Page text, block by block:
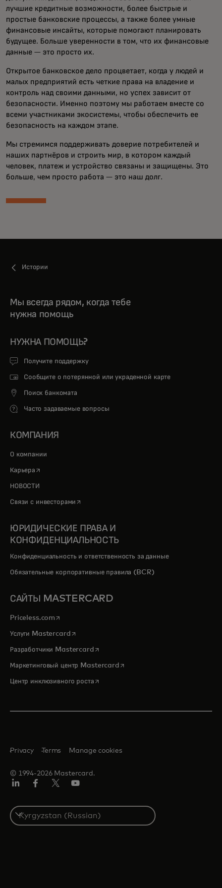
лучшие кредитные возможности, более быстрые и
простые банковские процессы, а также более умные
финансовые инсайты, которые помогают планировать
будущее. Больше уверенности в том, что их финансовые
данные — это просто их.
Открытое банковское дело процветает, когда у людей и
малых предприятий есть четкие права на владение и
контроль над своими данными, но успех зависит от
безопасности. Именно поэтому мы работаем вместе со
всеми участниками экосистемы, чтобы обеспечить ее
безопасность на каждом этапе.
Мы стремимся поддерживать доверие потребителей и
наших партнёров и строить мир, в котором каждый
человек, платеж и устройство связаны и защищены. Это
больше, чем просто работа — это наш долг.
Истории
Мы всегда рядом, когда тебе
нужна помощь
НУЖНА ПОМОЩЬ?
Получите поддержку
Сообщите о потерянной или украденной карте
Поиск банкомата
Часто задаваемые вопросы
КОМПАНИЯ
О компании
Карьера opens in a new tab
НОВОСТИ
Связи с инвесторами opens in a new tab
ЮРИДИЧЕСКИЕ ПРАВА И
КОНФИДЕНЦИАЛЬНОСТЬ
Конфиденциальность и ответственность за данные
Обязательные корпоративные правила (BCR)
САЙТЫ MASTERCARD
Priceless.com opens in a new tab
Услуги Mastercardopens in a new tab
Разработчики Mastercardopens in a new tab
Маркетинговый центр Mastercardopens in a new tab
Центр инклюзивного ростаopens in a new tab
© 1994-2026 Mastercard.
Privacy Terms Manage cookies
Select
a
country